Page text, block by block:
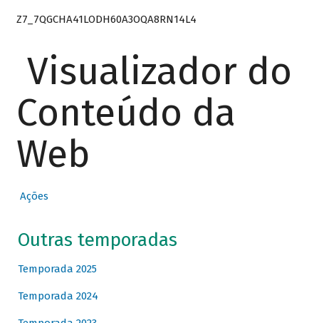
Z7_7QGCHA41LODH60A3OQA8RN14L4
Visualizador do
Conteúdo da
Web
Ações
Outras temporadas
Temporada 2025
Temporada 2024